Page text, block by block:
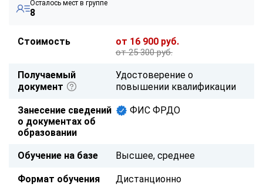
Осталось мест в группе
8
Стоимость от 16 900 руб.
от 25 300 руб.
Получаемый
документ
Удостоверение о
повышении квалификации
Занесение сведений
о документах об
образовании
ФИС ФРДО
Обучение на базе Высшее, среднее
Формат обучения Дистанционно